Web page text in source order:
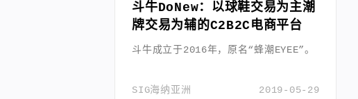
斗牛DoNew：以球鞋交易为主潮
牌交易为辅的C2B2C电商平台
斗牛成立于2016年，原名“蜂潮EYEE”。
2019-05-29
SIG海纳亚洲